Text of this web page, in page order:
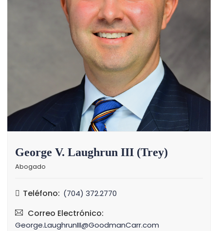
George V. Laughrun III (Trey)
Abogado
Teléfono: (704) 372.2770
Correo Electrónico:
George.LaughrunIII@GoodmanCarr.com